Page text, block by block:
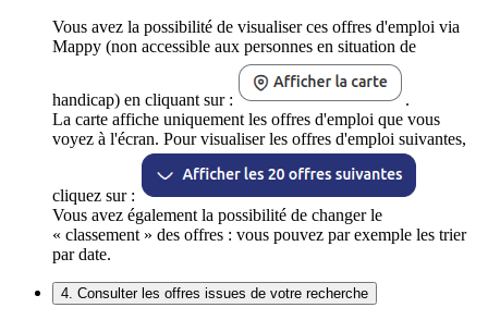
Vous avez la possibilité de visualiser ces offres d'emploi via
Mappy (non accessible aux personnes en situation de
handicap) en cliquant sur :
.
La carte affiche uniquement les offres d'emploi que vous
voyez à l'écran. Pour visualiser les offres d'emploi suivantes,
cliquez sur :
Vous avez également la possibilité de changer le
« classement » des offres : vous pouvez par exemple les trier
par date.
4. Consulter les offres issues de votre recherche